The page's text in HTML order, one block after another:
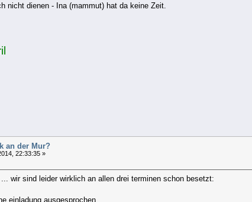
nicht dienen - Ina (mammut) hat da keine Zeit.
an der Mur?
22:33:35 »
wir sind leider wirklich an allen drei terminen schon besetzt:
einladung ausgesprochen